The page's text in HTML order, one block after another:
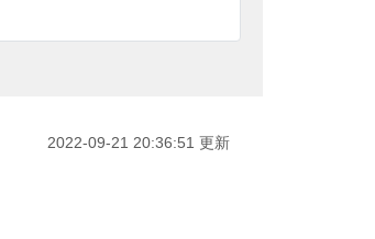
2022-09-21 20:36:51 更新